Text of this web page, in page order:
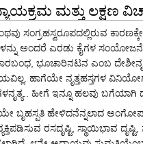
ಮತ್ತು ಲಕ್ಷಣ
ಸಂಗ್ರಹಸ್ವರೂಪದಲ್ಲಿರುವ
ಅಂದರೆ ಎರಡು ಕೈಗಳ
ಭೂಚಾರಿನಟನ ಎಂಬ
ಹಾಗೆಯೇ ನೃತ್ತಹಸ್ತಗಳ
ಹೀಗೆ ಇನ್ನೂ ಹಲವು ಬಗೆಯಾಗಿ
ಬೃಹಸ್ಪತಿ ಹೇಳಿದನೆನ್ನಲಾದ
ರಸದೃಷ್ಟಿ, ಸ್ಥಾಯಿಭಾವ